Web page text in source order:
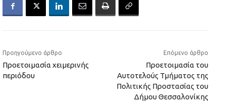
Προηγούμενο άρθρο
Προετοιμασία χειμερινής
περιόδου
Επόμενο άρθρο
Προετοιμασία του
Αυτοτελούς Τμήματος της
Πολιτικής Προστασίας του
Δήμου Θεσσαλονίκης